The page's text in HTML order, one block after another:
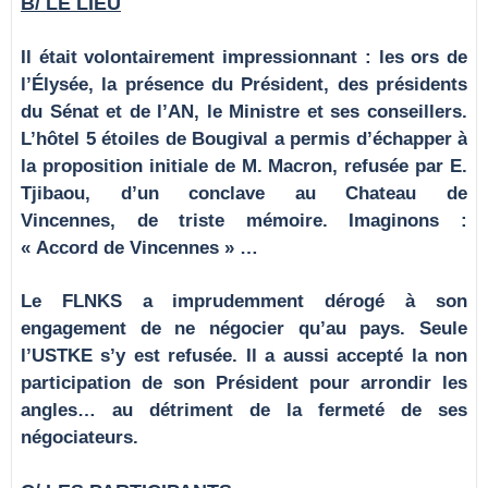
Il était volontairement impressionnant : les ors de
l’Élysée, la présence du Président, des présidents
du Sénat et de l’AN, le Ministre et ses conseillers.
L’hôtel 5 étoiles de Bougival a permis d’échapper à
la proposition initiale de M. Macron, refusée par E.
Tjibaou, d’un conclave au Chateau de
Vincennes, de triste mémoire. Imaginons :
« Accord de Vincennes » …
Le FLNKS a imprudemment dérogé à son
engagement de ne négocier qu’au pays. Seule
l’USTKE s’y est refusée. Il a aussi accepté la non
participation de son Président pour arrondir les
angles… au détriment de la fermeté de ses
négociateurs.